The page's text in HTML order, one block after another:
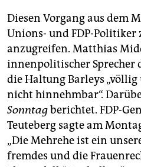
Diesen Vorgang aus dem
Unions- und FDP-Politiker
anzugreifen. Matthias
innenpolitischer Sprecher
die Haltung Barleys
nicht hinnehmbar“.
Sonntagberichtet. FDP-
Teuteberg sagte am
„Die Mehrehe ist ein
fremdes und die